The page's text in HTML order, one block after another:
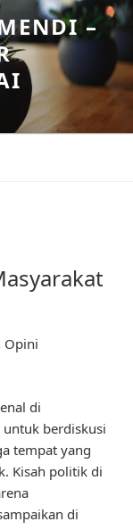
–
Opini
di
berdiskusi
tempat yang
Kisah politik di
di